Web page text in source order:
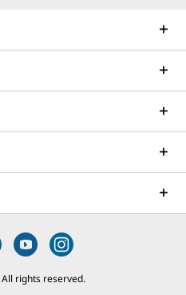
処理はすべてローカル
高速性とプライバシーを
とのないスムーズなワ
実現します。
PD/DP Alt Mode)
Gen 2/Always On)
7.0)
rights reserved.